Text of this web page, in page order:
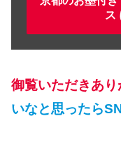
ス
御覧いただきあり
いなと思ったら